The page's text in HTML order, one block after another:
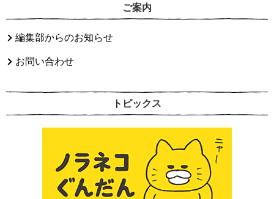
ご案内
編集部からのお知らせ
お問い合わせ
トピックス